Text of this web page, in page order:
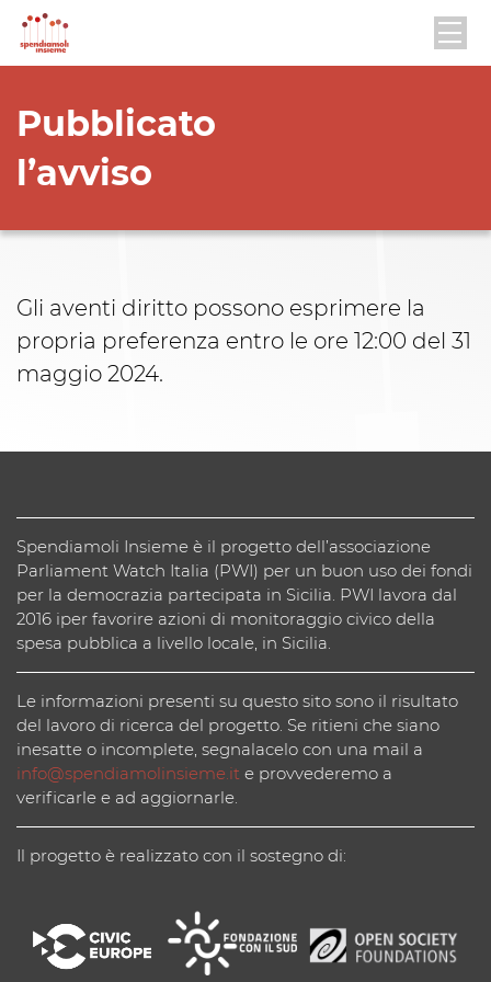
Pubblicato
l’avviso
Gli aventi diritto possono esprimere la
propria preferenza entro le ore 12:00 del 31
maggio 2024.
Spendiamoli Insieme è il progetto dell’associazione
Parliament Watch Italia (PWI) per un buon uso dei fondi
per la democrazia partecipata in Sicilia. PWI lavora dal
2016 iper favorire azioni di monitoraggio civico della
spesa pubblica a livello locale, in Sicilia.
Le informazioni presenti su questo sito sono il risultato
del lavoro di ricerca del progetto. Se ritieni che siano
inesatte o incomplete, segnalacelo con una mail a
info@spendiamolinsieme.it e provvederemo a
verificarle e ad aggiornarle.
Il progetto è realizzato con il sostegno di: